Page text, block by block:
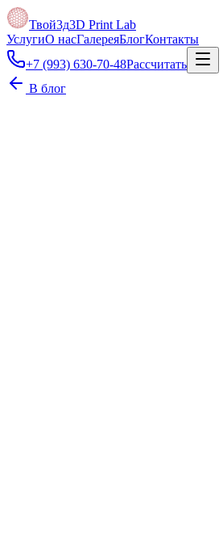
Твой3д3D Print Lab
УслугиО насГалереяБлогКонтакты
+7 (993) 630-70-48Рассчитать
В блог